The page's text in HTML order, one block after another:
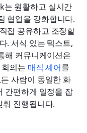
는 원활하고 실시간
협업을 강화합니다.
접 공유하고 조정할
. 서식 있는 텍스트,
해 커뮤니케이션은
의는 매직 셰어를
사람이 동일한 화
간편하게 일정을 잡
진행됩니다.